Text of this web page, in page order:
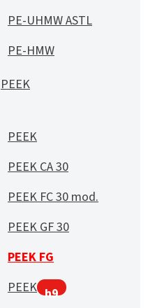
PE-UHMW ASTL
PE-HMW
PEEK
PEEK
PEEK CA 30
PEEK FC 30 mod.
PEEK GF 30
PEEK FG
PEEK h9